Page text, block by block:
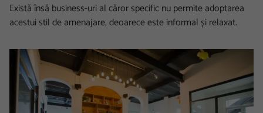
Există însă business-uri al căror specific nu permite adoptarea
acestui stil de amenajare, deoarece este informal și relaxat.